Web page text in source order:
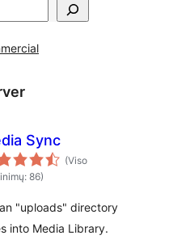
Sync
(Viso
86)
"uploads" directory
into Media Library.